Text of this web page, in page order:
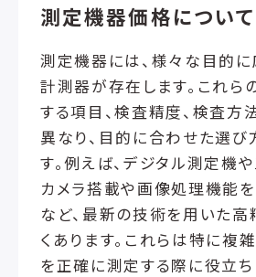
測定機器価格について
測定機器には、様々な目的
計測器が存在します。これら
する項目、検査精度、検査方
異なり、目的に合わせた選
す。例えば、デジタル測定機
カメラ搭載や画像処理機能
など、最新の技術を用いた
くあります。これらは特に複
を正確に測定する際に役立ち